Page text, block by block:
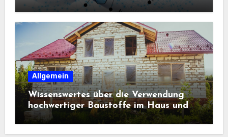
Allgemein
Wissenswertes über die Verwendung
hochwertiger Baustoffe im Haus und
beim Hausbau